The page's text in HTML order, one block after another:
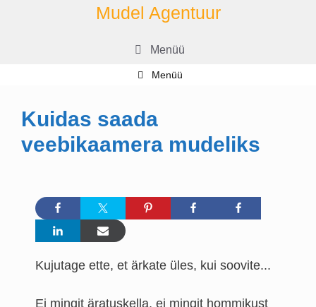
Mudel Agentuur
Menüü
Menüü
Kuidas saada
veebikaamera mudeliks
Kujutage ette, et ärkate üles, kui soovite...
Ei mingit äratuskella, ei mingit hommikust